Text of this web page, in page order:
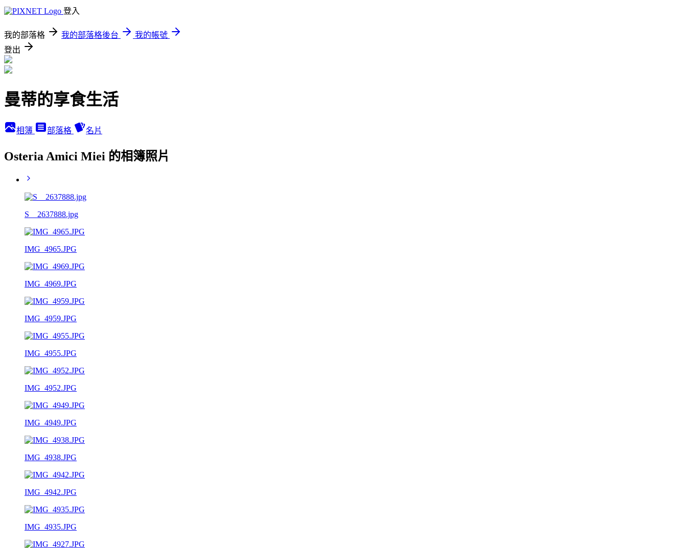
登入
我的部落格 我的部落格後台
我的帳號
登出
曼蒂的享食生活
相簿 部落格 名片
Osteria Amici Miei 的相簿照片
S__2637888.jpg
IMG_4965.JPG
IMG_4969.JPG
IMG_4959.JPG
IMG_4955.JPG
IMG_4952.JPG
IMG_4949.JPG
IMG_4938.JPG
IMG_4942.JPG
IMG_4935.JPG